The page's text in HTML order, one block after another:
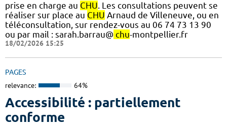
prise en charge au CHU. Les consultations peuvent se
réaliser sur place au CHU Arnaud de Villeneuve, ou en
téléconsultation, sur rendez-vous au 06 74 73 13 90
ou par mail : sarah.barrau@ chu-montpellier.fr
18/02/2026 15:25
PAGES
relevance: 64%
Accessibilité : partiellement
conforme